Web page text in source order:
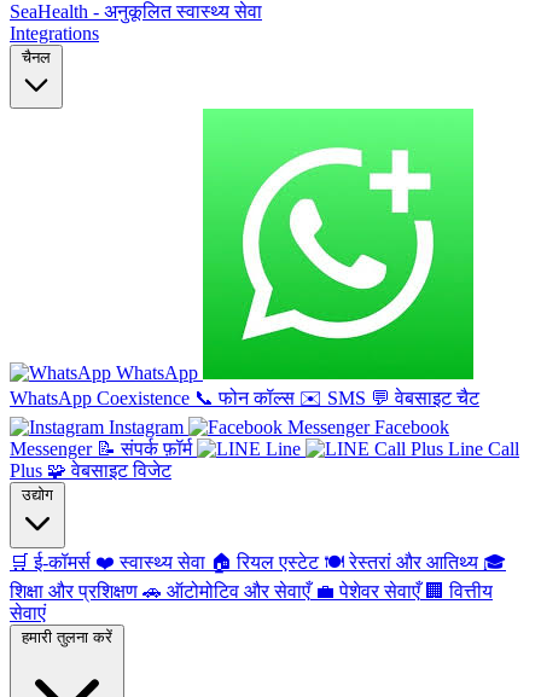
SeaHealth - अनुकूलित स्वास्थ्य सेवा
Integrations
चैनल
WhatsApp
WhatsApp Coexistence 📞 फोन कॉल्स ✉️ SMS 💬 वेबसाइट चैट
Instagram
Facebook
Messenger 📝 संपर्क फ़ॉर्म Line
Line Call
Plus 🧩 वेबसाइट विजेट
उद्योग
🛒 ई-कॉमर्स ❤️ स्वास्थ्य सेवा 🏠 रियल एस्टेट 🍽️ रेस्तरां और आतिथ्य 🎓
शिक्षा और प्रशिक्षण 🚗 ऑटोमोटिव और सेवाएँ 💼 पेशेवर सेवाएँ 🏢 वित्तीय
सेवाएं
हमारी तुलना करें